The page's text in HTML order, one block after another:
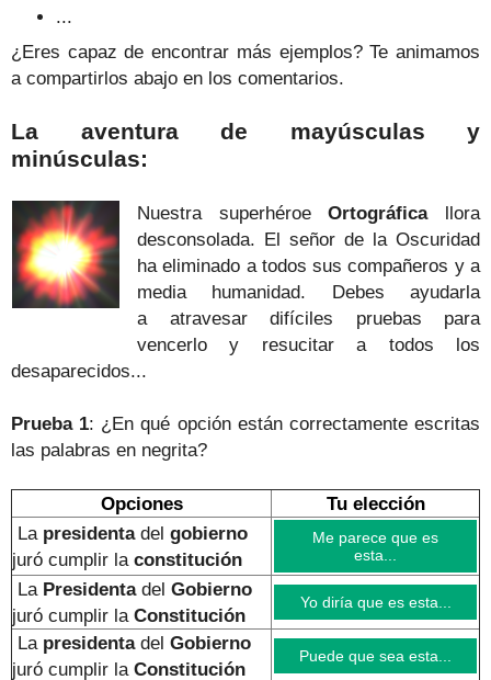
...
¿Eres capaz de encontrar más ejemplos? Te animamos
a compartirlos abajo en los comentarios.
La aventura de mayúsculas y
minúsculas:
Nuestra superhéroeOrtográfica llora
desconsolada. El señor de la Oscuridad
ha eliminado a todos sus compañeros y a
media humanidad. Debes ayudarla
a atravesar difíciles pruebas para
vencerlo y resucitar a todos los
desaparecidos...
Prueba 1: ¿En qué opción están correctamente escritas
las palabras en negrita?
Opciones
Tu elección
La presidenta del gobierno
juró cumplir la constitución
Me parece que es
esta...
La Presidenta del Gobierno
juró cumplir la Constitución
Yo diría que es esta...
La presidenta del Gobierno
juró cumplir la Constitución
Puede que sea esta...